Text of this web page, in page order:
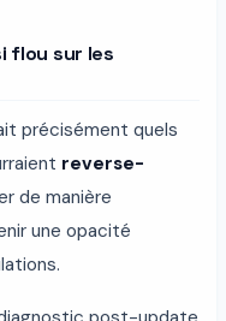
flou sur les
précisément quels
reverse-
de manière
une opacité